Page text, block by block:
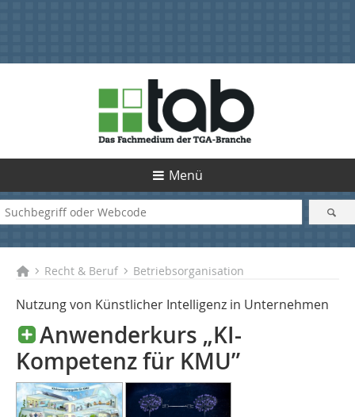
Menü
Recht & Beruf Betriebsorganisation
Nutzung von Künstlicher Intelligenz in Unternehmen
Anwenderkurs „KI-
Kompetenz für KMU”